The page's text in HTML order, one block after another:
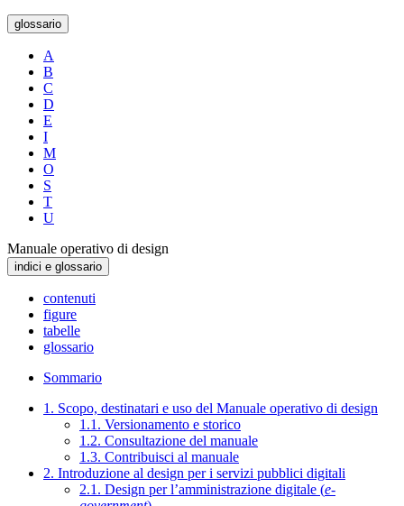
glossario
A
B
C
D
E
I
M
O
S
T
U
Manuale operativo di design
indici e glossario
contenuti
figure
tabelle
glossario
Sommario
1. Scopo, destinatari e uso del Manuale operativo di design
1.1. Versionamento e storico
1.2. Consultazione del manuale
1.3. Contribuisci al manuale
2. Introduzione al design per i servizi pubblici digitali
2.1. Design per l’amministrazione digitale (e-